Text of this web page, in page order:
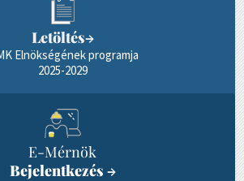
Letöltés→
Elnökségének programja
2025-2029
E-Mérnök
Bejelentkezés →